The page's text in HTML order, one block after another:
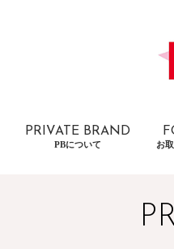
PRIVATE BRAND
PBについて お